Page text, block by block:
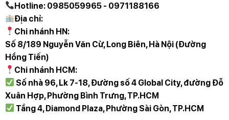
Hotline: 0985059965 - 0971188166
Địa chỉ:
Chi nhánh HN:
Số 8/189 Nguyễn Văn Cừ, Long Biên, Hà Nội (Đường
Hồng Tiến)
Chi nhánh HCM:
Số nhà 96, Lk 7-18, Đường số 4 Global City, đường Đỗ
Xuân Hợp, Phường Bình Trưng, TP.HCM
Tầng 4, Diamond Plaza, Phường Sài Gòn, TP.HCM